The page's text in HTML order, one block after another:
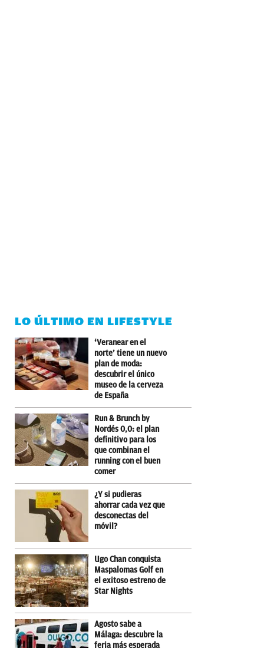
LO ÚLTIMO EN LIFESTYLE
‘Veranear en el
norte’ tiene un nuevo
plan de moda:
descubrir el único
museo de la cerveza
de España
Run & Brunch by
Nordés 0,0: el plan
definitivo para los
que combinan el
running con el buen
comer
¿Y si pudieras
ahorrar cada vez que
desconectas del
móvil?
Ugo Chan conquista
Maspalomas Golf en
el exitoso estreno de
Star Nights
Agosto sabe a
Málaga: descubre la
feria más esperada